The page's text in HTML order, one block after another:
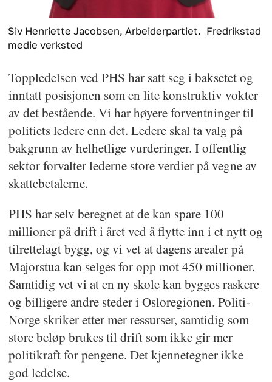
Siv Henriette Jacobsen, Arbeiderpartiet. Fredrikstad
medie verksted
Toppledelsen ved PHS har satt seg i baksetet og
inntatt posisjonen som en lite konstruktiv vokter
av det bestående. Vi har høyere forventninger til
politiets ledere enn det. Ledere skal ta valg på
bakgrunn av helhetlige vurderinger. I offentlig
sektor forvalter lederne store verdier på vegne av
skattebetalerne.
PHS har selv beregnet at de kan spare 100
millioner på drift i året ved å flytte inn i et nytt og
tilrettelagt bygg, og vi vet at dagens arealer på
Majorstua kan selges for opp mot 450 millioner.
Samtidig vet vi at en ny skole kan bygges raskere
og billigere andre steder i Osloregionen. Politi-
Norge skriker etter mer ressurser, samtidig som
store beløp brukes til drift som ikke gir mer
politikraft for pengene. Det kjennetegner ikke
god ledelse.